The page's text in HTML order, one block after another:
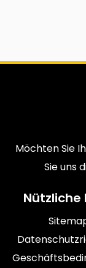
Möchten Sie
Sie uns
Nützliche